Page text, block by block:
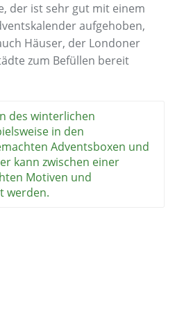
der ist sehr gut mit einem
aufgehoben,
Häuser, der Londoner
zum Befüllen bereit
des winterlichen
in den
Adventsboxen und
kann zwischen einer
Motiven und
werden.